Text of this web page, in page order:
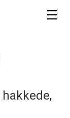
hakkede,